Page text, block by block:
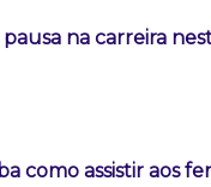
na carreira
como assistir aos